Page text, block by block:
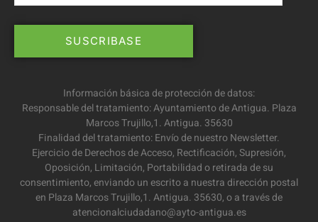
Información básica de protección de datos:
Responsable del tratamiento: Ayuntamiento de Antigua. Plaza
Marcos Trujillo,1. Antigua. 35630
Finalidad del tratamiento: Envío de nuestro Newsletter.
Ejercicio de Derechos de Acceso, Rectificación, Supresión,
Oposición, Limitación, Portabilidad o retirada de su
consentimiento, enviando un escrito a nuestra dirección postal
en Plaza Marcos Trujillo,1. Antigua. 35630, o a través de
atencionalciudadano@ayto-antigua.es